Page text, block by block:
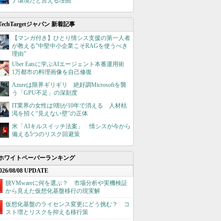
ジャパン 新着記事
【マンガ付き】ひとり情シス支援の第一人者
が教える”中堅中小企業こそRAGを使うべき
理由”
Uber Eatsに学ぶAIエージェント本番運用術
1万都市の料理画像を自己修復
Azureは限界ギリギリ 絶好調Microsoftを襲
う「GPU不足」の深刻度
IT業界の女性は9割が10年で消える 人材枯
渇を招く“見えない壁”の正体
米「AIキルスイッチ法案」 情シスが今から
備える5つのリスク回避策
ワイトペーパーランキング
08/08 UPDATE
脱VMwareに何を選ぶ？ 市場分析や実機検証
から見えた仮想化基盤移行の現実解
仮想化基盤のライセンス変更にどう挑む？ コ
スト増とリスクを抑える移行策